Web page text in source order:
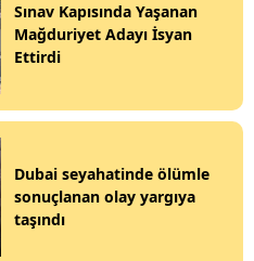
Sınav Kapısında Yaşanan
Mağduriyet Adayı İsyan
Ettirdi
Dubai seyahatinde ölümle
sonuçlanan olay yargıya
taşındı